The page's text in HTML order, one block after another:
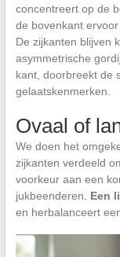
concentreert op de
de bovenkant
De zijkanten blijven
asymmetrische
kant, doorbreekt de
gelaatskenmerken.
Ovaal of
We doen het
zijkanten verdeeld
voorkeur aan een
jukbeenderen. Een
en herbalanceert